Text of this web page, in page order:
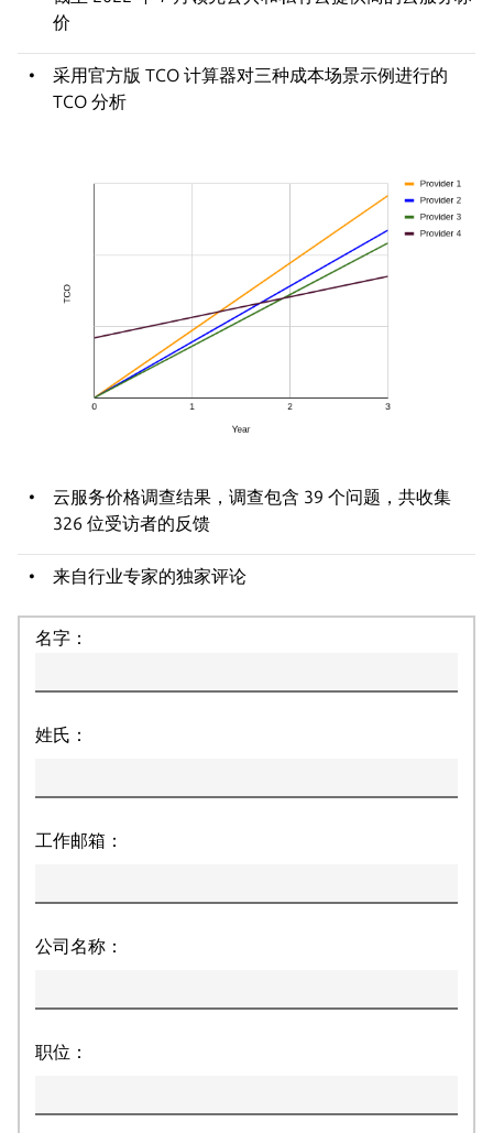
价
采用官方版 TCO 计算器对三种成本场景示例进行的
TCO 分析
云服务价格调查结果，调查包含 39 个问题，共收集
326 位受访者的反馈
来自行业专家的独家评论
名字：
姓氏：
工作邮箱：
公司名称：
职位：